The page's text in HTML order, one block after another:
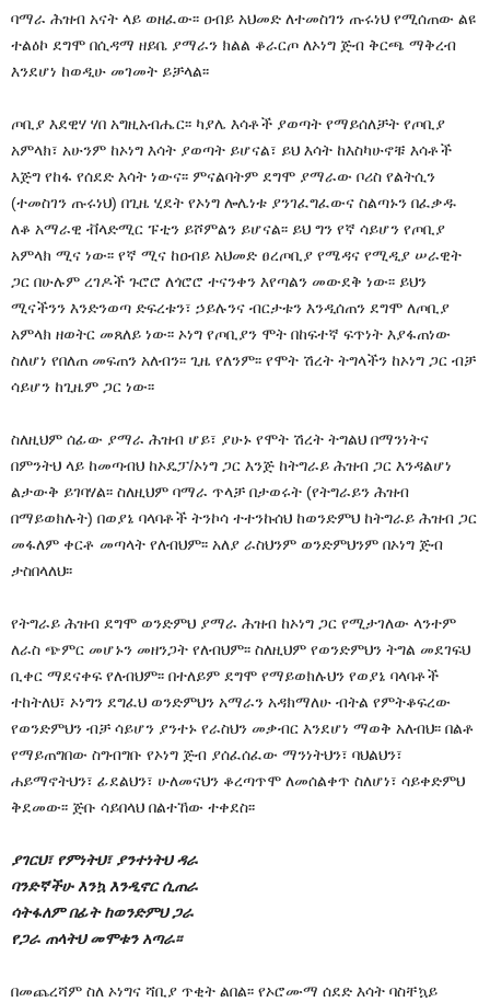
ባማራ ሕዝብ አናት ላይ ወዘፈው፡፡ ዐብይ አህመድ ለተመስገን ጡሩነህ የሚሰጠው ልዩ
ተልዕኮ ደግሞ በሲዳማ ዘይቤ ያማራን ክልል ቆራርጦ ለኦነግ ጅብ ቅርጫ ማቅረብ
እንደሆነ ከወዲሁ መገመት ይቻላል፡፡
ጦቢያ እደዊሃ ሃበ አግዚአብሔር፡፡ ካያሌ እሳቶች ያወጣት የማይሰለቻት የጦቢያ
አምላክ፣ አሁንም ከኦነግ እሳት ያወጣት ይሆናል፣ ይህ እሳት ከእስካሁኖቹ እሳቶች
እጅግ የከፋ የሰደድ እሳት ነውና፡፡ ምናልባትም ደግሞ ያማራው ቦሪስ የልትሲን
(ተመስገን ጡሩነህ) በጊዜ ሂደት የኦነግ ሎሌነቱ ያንገፈግፈውና ስልጣኑን በፈቃዱ
ለቆ አማራዊ ቭላድሚር ፑቲን ይሾምልን ይሆናል፡፡ ይህ ግን የኛ ሳይሆን የጦቢያ
አምላክ ሚና ነው፡፡ የኛ ሚና ከዐብይ አህመድ ፀረጦቢያ የሜዳና የሚዲያ ሠራዊት
ጋር በሁሉም ረገዶች ጉሮሮ ለጎሮሮ ተናንቀን እየጣልን መውደቅ ነው፡፡ ይህን
ሚናችንን እንድንወጣ ድፍረቱን፣ ኃይሉንና ብርታቱን እንዲሰጠን ደግሞ ለጦቢያ
አምላክ ዘወትር መጸለይ ነው፡፡ ኦነግ የጦቢያን ሞት በከፍተኛ ፍጥነት እያፋጠነው
ስለሆነ የበለጠ መፍጠን አለብን፡፡ ጊዜ የለንም፡፡ የሞት ሽረት ትግላችን ከኦነግ ጋር ብቻ
ሳይሆን ከጊዜም ጋር ነው፡፡
ስለዚህም ሰፊው ያማራ ሕዝብ ሆይ፣ ያሁኑ የሞት ሽረት ትግልህ በማንነትና
በምንትህ ላይ ከመጣብህ ከኦዴፓ/ኦነግ ጋር እንጅ ከትግራይ ሕዝብ ጋር እንዳልሆነ
ልታውቅ ይገባሃል፡፡ ስለዚህም ባማራ ጥላቻ በታወሩት (የትግራይን ሕዝብ
በማይወክሉት) በወያኔ ባላባቶች ትንኮሳ ተተንኩሰህ ከወንድምህ ከትግራይ ሕዝብ ጋር
መፋለም ቀርቶ መጣላት የለብህም፡፡ አለያ ራስህንም ወንድምህንም በኦነግ ጅብ
ታስበላለህ፡፡
የትግራይ ሕዝብ ደግሞ ወንድምህ ያማራ ሕዝብ ከኦነግ ጋር የሚታገለው ላንተም
ለራስ ጭምር መሆኑን መዘንጋት የለብህም፡፡ ስለዚህም የወንድምህን ትግል መደገፍህ
ቢቀር ማደናቀፍ የለብህም፡፡ በተለይም ደግሞ የማይወክሉህን የወያኔ ባላባቶች
ተከትለህ፣ ኦነግን ደግፈህ ወንድምህን አማራን አዳክማለሁ ብትል የምትቆፍረው
የወንድምህን ብቻ ሳይሆን ያንተኑ የራስህን መቃብር እንደሆነ ማወቅ አለብህ፡፡ በልቶ
የማይጠግበው ስግብግቡ የኦነግ ጅብ ያሰፈሰፈው ማንነትህን፣ ባህልህን፣
ሐይማኖትህን፣ ፊደልህን፣ ሁለመናህን ቆረጣጥሞ ለመሰልቀጥ ስለሆነ፣ ሳይቀድምህ
ቅደመው፡፡ ጅቡ ሳይበላህ በልተኸው ተቀደስ፡፡
ያገርህ፣ የምነትህ፣ ያንተነትህ ዳራ
ባንድኛችሁ እንኳ እንዲኖር ሲጠራ
ሳትፋለም በፊት ከወንድምህ ጋራ
የጋራ ጠላትህ መሞቱን አጣራ፡፡
በመጨረሻም ስለ ኦነግና ሻቢያ ጥቂት ልበል፡፡ የኦሮሙማ ሰደድ እሳት ባስቸኳይ